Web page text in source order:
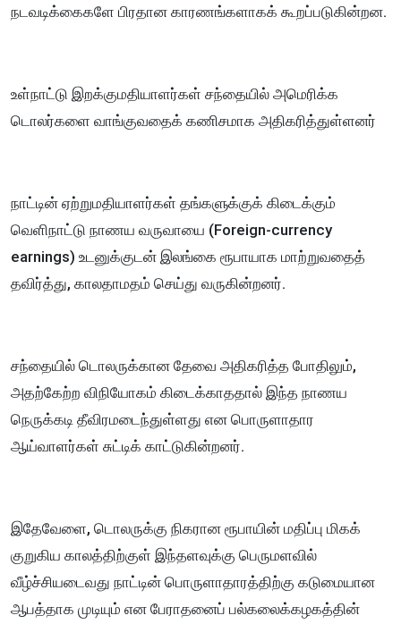
நடவடிக்கைகளே பிரதான காரணங்களாகக் கூறப்படுகின்றன.
உள்நாட்டு இறக்குமதியாளர்கள் சந்தையில் அமெரிக்க
டொலர்களை வாங்குவதைக் கணிசமாக அதிகரித்துள்ளனர்
நாட்டின் ஏற்றுமதியாளர்கள் தங்களுக்குக் கிடைக்கும்
வெளிநாட்டு நாணய வருவாயை (Foreign-currency
earnings) உடனுக்குடன் இலங்கை ரூபாயாக மாற்றுவதைத்
தவிர்த்து, காலதாமதம் செய்து வருகின்றனர்.
சந்தையில் டொலருக்கான தேவை அதிகரித்த போதிலும்,
அதற்கேற்ற விநியோகம் கிடைக்காததால் இந்த நாணய
நெருக்கடி தீவிரமடைந்துள்ளது என பொருளாதார
ஆய்வாளர்கள் சுட்டிக் காட்டுகின்றனர்.
இதேவேளை, டொலருக்கு நிகரான ரூபாயின் மதிப்பு மிகக்
குறுகிய காலத்திற்குள் இந்தளவுக்கு பெருமளவில்
வீழ்ச்சியடைவது நாட்டின் பொருளாதாரத்திற்கு கடுமையான
ஆபத்தாக முடியும் என பேராதனைப் பல்கலைக்கழகத்தின்